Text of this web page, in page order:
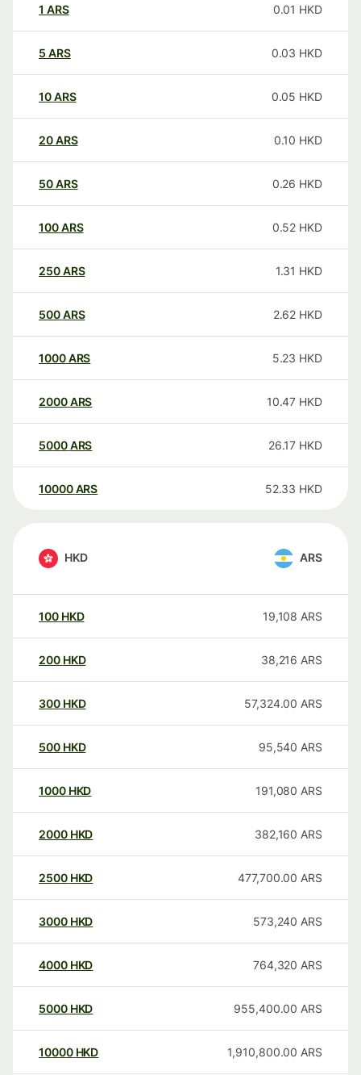
1 ARS 0.01 HKD
5 ARS 0.03 HKD
10ARS 0.05 HKD
20ARS 0.10 HKD
50ARS 0.26 HKD
100ARS 0.52 HKD
250ARS 1.31 HKD
500ARS 2.62 HKD
1000ARS 5.23 HKD
2000ARS 10.47 HKD
5000ARS 26.17 HKD
10000 ARS 52.33 HKD
HKD ARS
100 HKD 19,108 ARS
200 HKD 38,216 ARS
300 HKD 57,324.00 ARS
500 HKD 95,540 ARS
1000 HKD 191,080 ARS
2000 HKD 382,160 ARS
2500 HKD 477,700.00 ARS
3000 HKD 573,240 ARS
4000 HKD 764,320 ARS
5000 HKD 955,400.00 ARS
10000 HKD 1,910,800.00 ARS